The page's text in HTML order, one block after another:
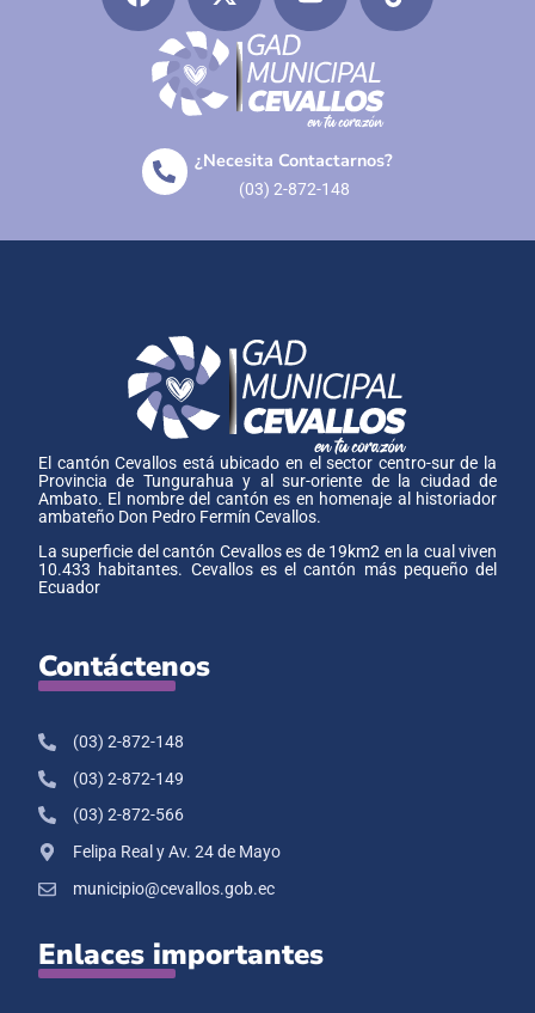
¿Necesita Contactarnos?
(03) 2-872-148
El cantón Cevallos está ubicado en el sector centro-sur de la
Provincia de Tungurahua y al sur-oriente de la ciudad de
Ambato. El nombre del cantón es en homenaje al historiador
ambateño Don Pedro Fermín Cevallos.
La superficie del cantón Cevallos es de 19km2 en la cual viven
10.433 habitantes. Cevallos es el cantón más pequeño del
Ecuador
Contáctenos
(03) 2-872-148
(03) 2-872-149
(03) 2-872-566
Felipa Real y Av. 24 de Mayo
municipio@cevallos.gob.ec
Enlaces importantes